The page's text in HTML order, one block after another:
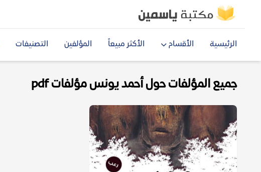
الرئيسية الأقسام الأكثر مبيعاً المؤلفين التصنيفات
جميع المؤلفات حول أحمد يونس مؤلفات pdf